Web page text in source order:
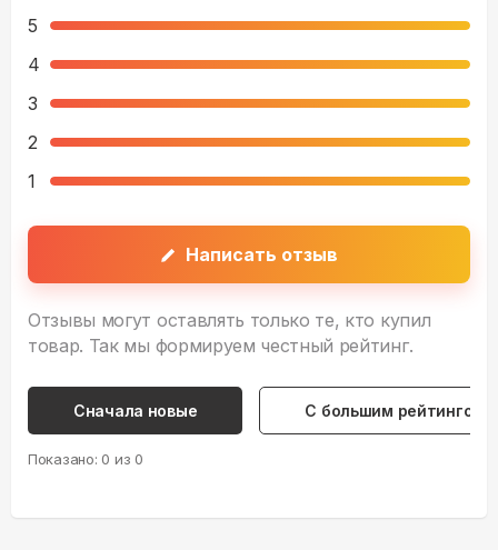
5
4
3
2
1
Написать отзыв
Отзывы могут оставлять только те, кто купил
товар. Так мы формируем честный рейтинг.
Сначала новые С большим рейтингом
Показано: 0 из 0